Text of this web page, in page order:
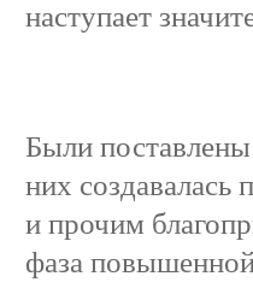
наступает
Были
них
и прочим
фаза